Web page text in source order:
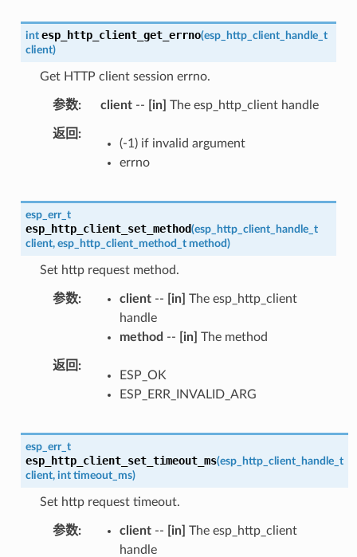
int esp_http_client_get_errno(esp_http_client_handle_t
client)
Get HTTP client session errno.
参数 client-- [in] The esp_http_client handle
返回
(-1) if invalid argument
errno
esp_err_t
esp_http_client_set_method(esp_http_client_handle_t
client, esp_http_client_method_t method)
Set http request method.
参数 client-- [in] The esp_http_client
handle
method -- [in] The method
返回
ESP_OK
ESP_ERR_INVALID_ARG
esp_err_t
esp_http_client_set_timeout_ms(esp_http_client_handle_t
client, int timeout_ms)
Set http request timeout.
参数 client-- [in] The esp_http_client
handle